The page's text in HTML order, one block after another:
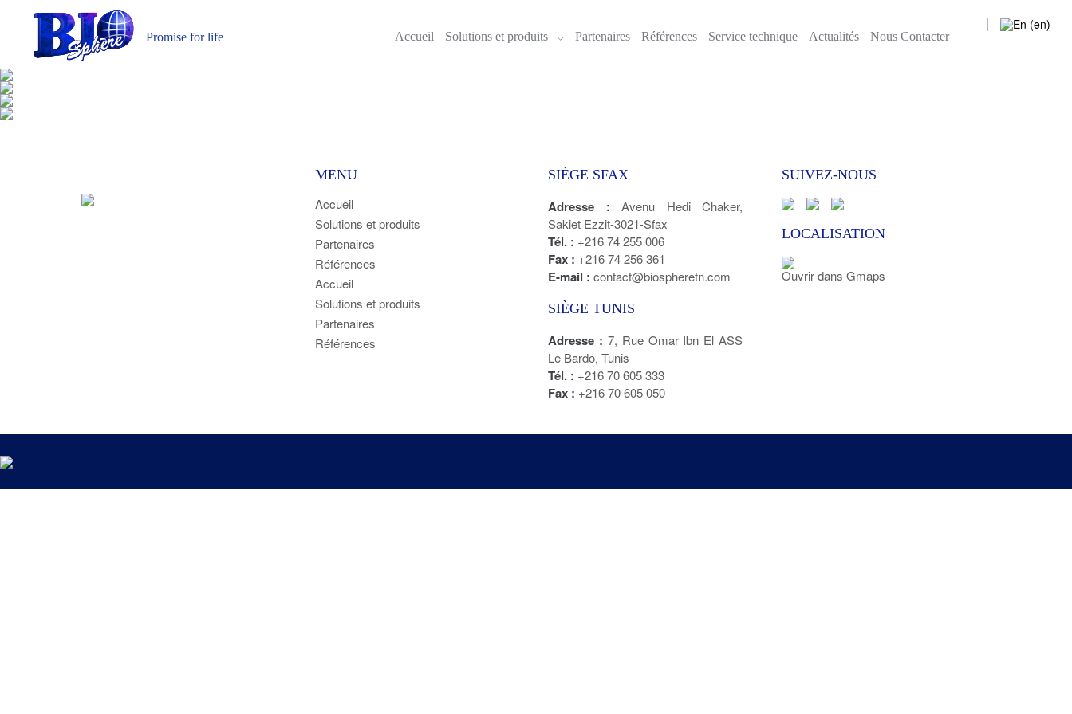
Promise for life Accueil Solutions et produits Partenaires Références Service technique Actualités Nous Contacter
MENU
Accueil
Solutions et produits
Partenaires
Références
Accueil
Solutions et produits
Partenaires
Références
SIÈGE SFAX
Adresse : Avenu Hedi Chaker,
Sakiet Ezzit-3021-Sfax
Tél. : +216 74 255 006
Fax : +216 74 256 361
E-mail : contact@biospheretn.com
SIÈGE TUNIS
Adresse : 7, Rue Omar Ibn El ASS
Le Bardo, Tunis
Tél. : +216 70 605 333
Fax : +216 70 605 050
SUIVEZ-NOUS
LOCALISATION
Ouvrir dans Gmaps